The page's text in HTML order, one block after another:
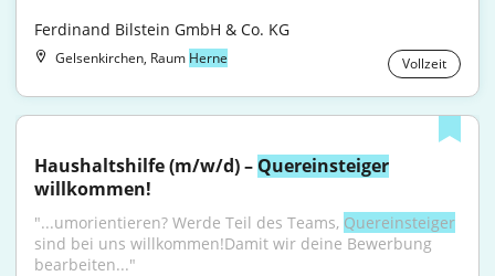
Ferdinand Bilstein GmbH & Co. KG
Gelsenkirchen, Raum Herne Vollzeit
Haushaltshilfe (m/w/d) – Quereinsteiger
willkommen!
"...umorientieren? Werde Teil des Teams, Quereinsteiger
sind bei uns willkommen!Damit wir deine Bewerbung
bearbeiten..."